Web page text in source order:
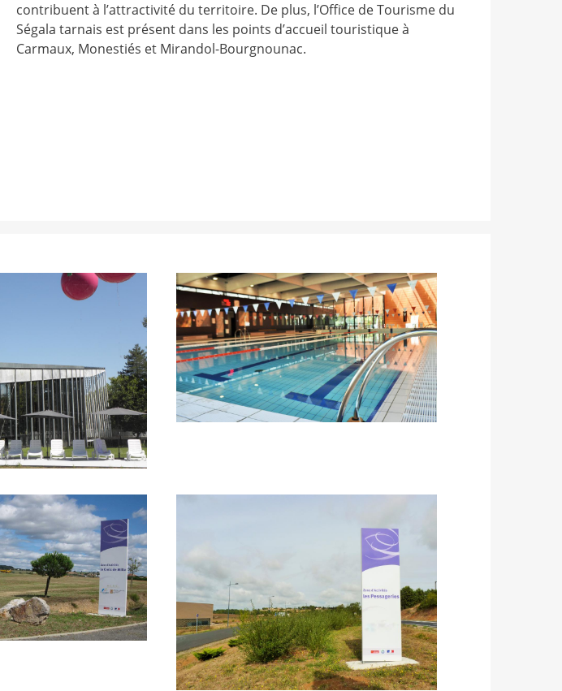
contribuent à l’attractivité du territoire. De plus, l’Office de Tourisme du
Ségala tarnais est présent dans les points d’accueil touristique à
Carmaux, Monestiés et Mirandol-Bourgnounac.